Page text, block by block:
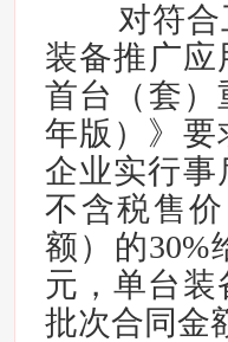
对符
装备推广应
首台（套）
年版）》要
企业实行事
不含税售
额）的30%
元，单台
批次合同金